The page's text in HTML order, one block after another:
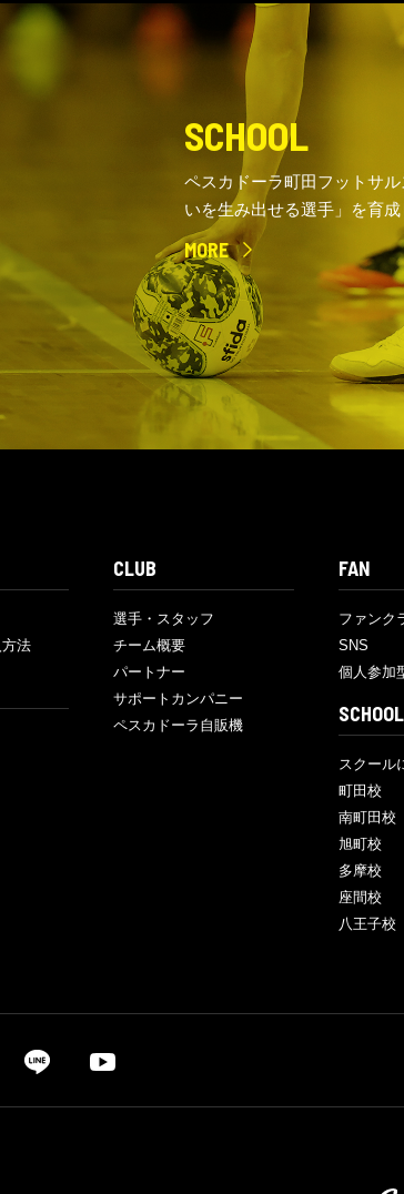
SCHOOL
ペスカドーラ町田フットサ
いを生み出せる選手」を育成
MORE
法
CLUB
選手・スタッフ
チーム概要
パートナー
サポートカンパニー
ペスカドーラ自販機
FAN
ファンク
SNS
個人参加
SCHOOL
スクール
町田校
南町田校
旭町校
多摩校
座間校
八王子校